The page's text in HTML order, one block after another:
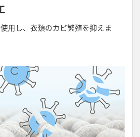
用し、衣類のカビ繁殖を抑えま